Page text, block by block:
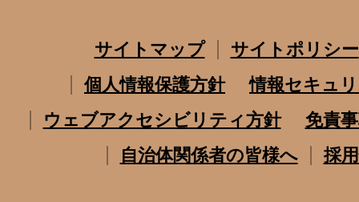
サイトマップ
サイトポリシー
個人情報保護方針
情報セキュ
ウェブアクセシビリティ方針
免責
自治体関係者の皆様へ
採